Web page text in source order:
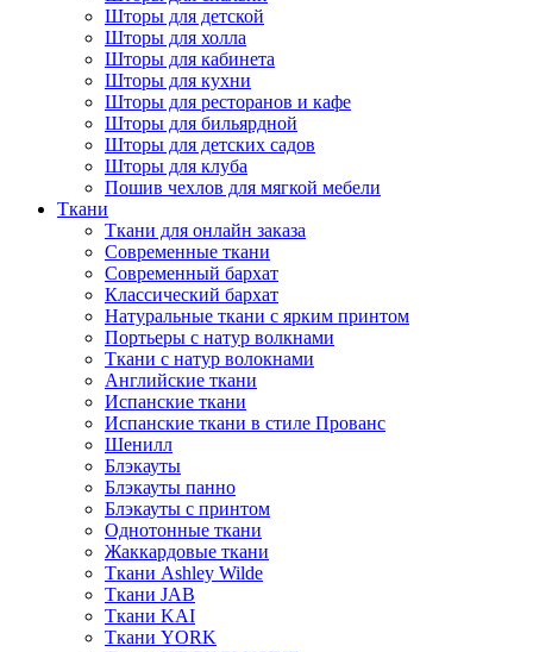
Шторы для детской
Шторы для холла
Шторы для кабинета
Шторы для кухни
Шторы для ресторанов и кафе
Шторы для бильярдной
Шторы для детских садов
Шторы для клуба
Пошив чехлов для мягкой мебели
Ткани
Ткани для онлайн заказа
Современные ткани
Современный бархат
Классический бархат
Натуральные ткани с ярким принтом
Портьеры с натур волкнами
Ткани с натур волокнами
Английские ткани
Испанские ткани
Испанские ткани в стиле Прованс
Шенилл
Блэкауты
Блэкауты панно
Блэкауты с принтом
Однотонные ткани
Жаккардовые ткани
Ткани Ashley Wilde
Ткани JAB
Ткани KAI
Ткани YORK